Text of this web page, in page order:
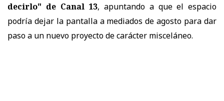
decirlo" de Canal 13, apuntando a que el espacio
podría dejar la pantalla a mediados de agosto para dar
paso a un nuevo proyecto de carácter misceláneo.